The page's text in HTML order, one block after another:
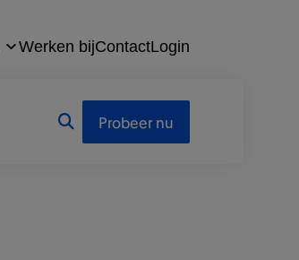
Probeer nu
Werken bijContactLogin